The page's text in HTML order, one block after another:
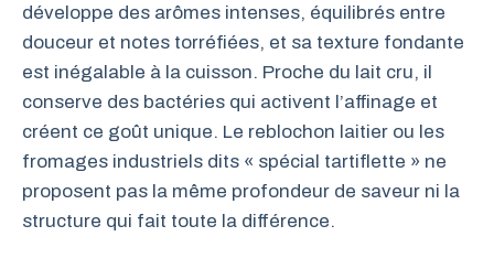
développe des arômes intenses, équilibrés entre
douceur et notes torréfiées, et sa texture fondante
est inégalable à la cuisson. Proche du lait cru, il
conserve des bactéries qui activent l’affinage et
créent ce goût unique. Le reblochon laitier ou les
fromages industriels dits « spécial tartiflette » ne
proposent pas la même profondeur de saveur ni la
structure qui fait toute la différence.